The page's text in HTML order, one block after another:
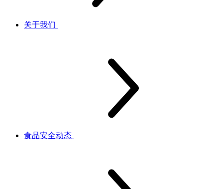
关于我们
食品安全动态